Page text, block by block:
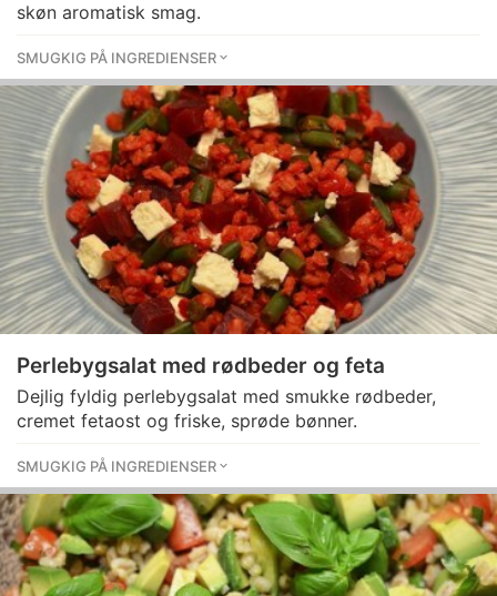
skøn aromatisk smag.
SMUGKIG PÅ INGREDIENSER
Perlebygsalat med rødbeder og feta
Dejlig fyldig perlebygsalat med smukke rødbeder,
cremet fetaost og friske, sprøde bønner.
SMUGKIG PÅ INGREDIENSER